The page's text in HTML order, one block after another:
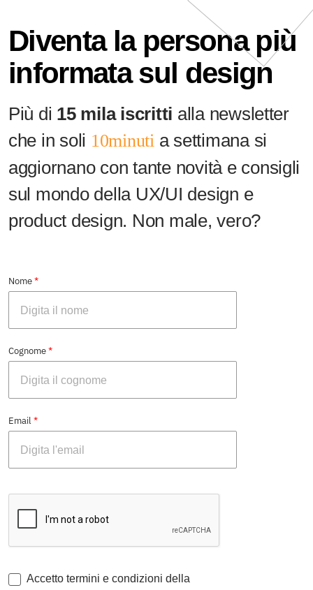
Diventa la persona più
informata sul design
Più di 15 mila iscritti alla newsletter
che in soli 10minuti a settimana si
aggiornano con tante novità e consigli
sul mondo della UX/UI design e
product design. Non male, vero?
Nome*
Cognome*
Email*
Accetto termini e condizioni della